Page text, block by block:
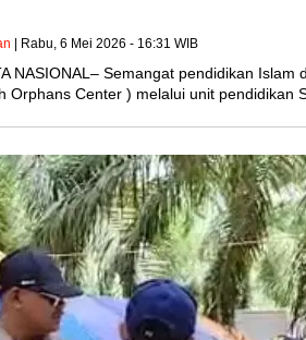
| Rabu, 6 Mei 2026 - 16:31 WIB
NASIONAL– Semangat pendidikan
Orphans Center ) melalui unit pendidikan